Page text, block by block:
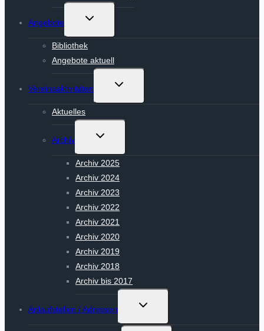
Angebote
Untermenü
Bibliothek
Angebote aktuell
Vereinsaktivitäten
Untermenü
Aktuelles
Archiv
Untermenü
Archiv 2025
Archiv 2024
Archiv 2023
Archiv 2022
Archiv 2021
Archiv 2020
Archiv 2019
Archiv 2018
Archiv bis 2017
Anlaufstellen / Adressen
Untermenü